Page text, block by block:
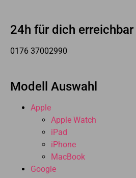
24h für dich erreichbar
0176 37002990
Modell Auswahl
Apple
Apple Watch
iPad
iPhone
MacBook
Google